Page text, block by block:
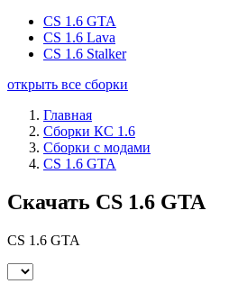
CS 1.6 GTA
CS 1.6 Lava
CS 1.6 Stalker
открыть все сборки
Главная
Сборки КС 1.6
Сборки с модами
CS 1.6 GTA
Скачать CS 1.6 GTA
CS 1.6 GTA